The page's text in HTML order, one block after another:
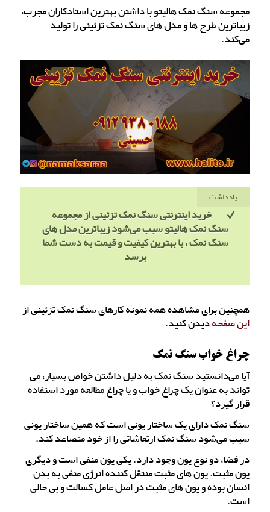
مجموعه سنگ نمک هالیتو با داشتن بهترین استادکاران مجرب،
زیباترین طرح ها و مدل های سنگ نمک تزئینی را تولید
می‌کند.
یادداشت
خرید اینترنتی سنگ نمک تزئینی از مجموعه
سنگ نمک هالیتو سبب می‌شود زیباترین مدل های
سنگ نمک ، با بهترین کیفیت و قیمت به دست شما
برسد
همچنین برای مشاهده همه نمونه کارهای سنگ نمک تزئینی از
این صفحهدیدن کنید.
چراغ خواب سنگ نمک
آیا می‌دانستید سنگ نمک به دلیل داشتن خواص بسیار، می
تواند به عنوان یک چراغ خواب و یا چراغ مطالعه مورد استفاده
قرار گیرد؟
سنگ نمک دارای یک ساختار یونی است که همین ساختار یونی
سبب می‌شود سنگ نمک ارتعاشاتی را از خود متصاعد کند.
در فضا، دو نوع یون وجود دارد. یکی یون منفی است و دیگری
یون مثبت. یون های مثبت منتقل کننده انرژی منفی به بدن
انسان بوده و یون های مثبت در اصل عامل کسالت و بی حالی
است.